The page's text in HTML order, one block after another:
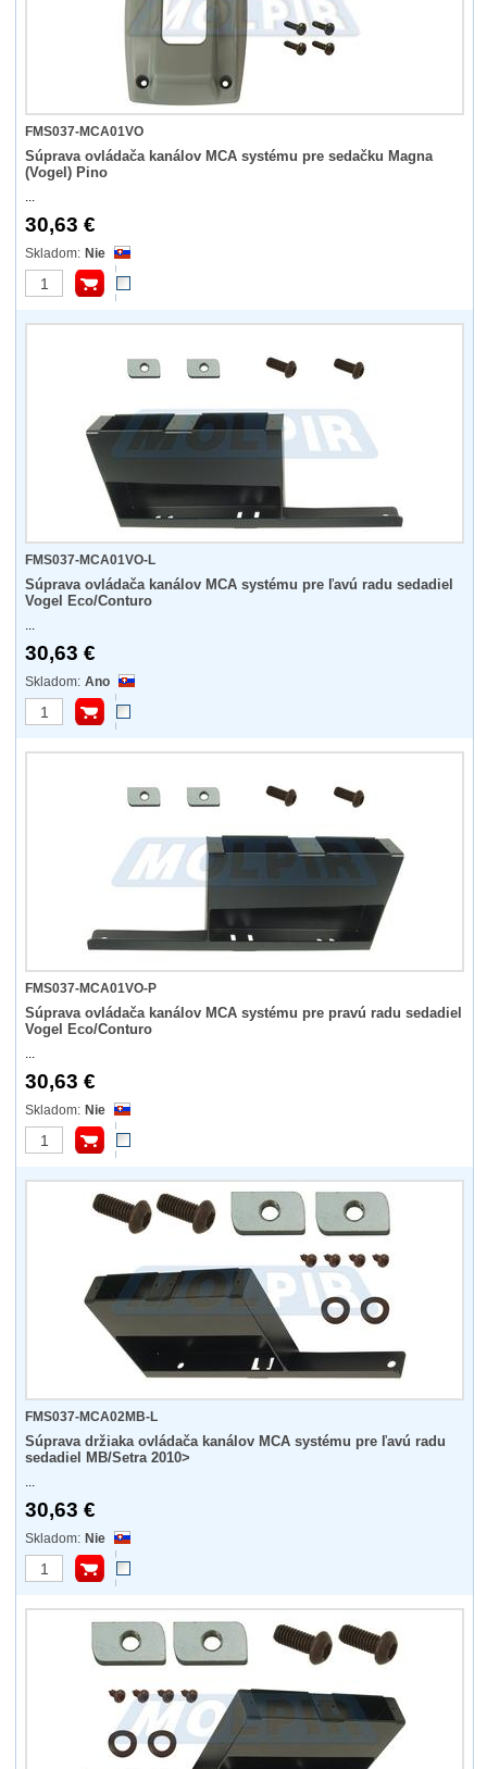
FMS037-MCA01VO
Súprava ovládača kanálov MCA systému pre sedačku Magna
(Vogel) Pino
...
30,63 €
Nie
FMS037-MCA01VO-L
Súprava ovládača kanálov MCA systému pre ľavú radu sedadiel
Vogel Eco/Conturo
...
30,63 €
Ano
FMS037-MCA01VO-P
Súprava ovládača kanálov MCA systému pre pravú radu sedadiel
Vogel Eco/Conturo
...
30,63 €
Nie
FMS037-MCA02MB-L
Súprava držiaka ovládača kanálov MCA systému pre ľavú radu
sedadiel MB/Setra 2010>
...
30,63 €
Nie